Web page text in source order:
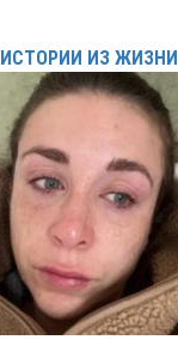
ИСТОРИИ ИЗ ЖИЗНИ